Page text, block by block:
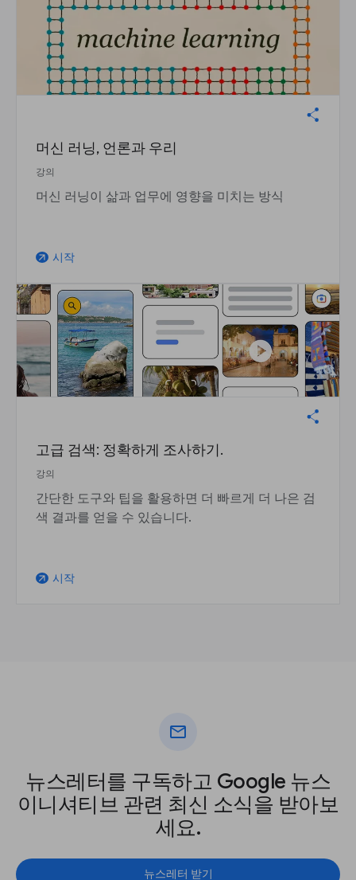
머신 러닝, 언론과 우리
강의
머신 러닝이 삶과 업무에 영향을 미치는 방식
arrow_outward 시작
고급 검색: 정확하게 조사하기.
강의
간단한 도구와 팁을 활용하면 더 빠르게 더 나은 검
색 결과를 얻을 수 있습니다.
arrow_outward 시작
mail
뉴스레터를 구독하고 Google 뉴스
이니셔티브 관련 최신 소식을 받아보
세요.
뉴스레터 받기